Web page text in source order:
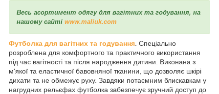
Весь асортимент одягу для вагітних та годування, на
нашому сайті www.maliuk.com
Футболка для вагітних та годування . Спеціально
розроблена для комфортного та практичного використання
під час вагітності та після народження дитини. Виконана з
м'якої та еластичної бавовняної тканини, що дозволяє шкірі
дихати та не обмежує руху. Завдяки потаємним блискавкам у
нагрудних рельєфах футболка забезпечує зручний доступ до